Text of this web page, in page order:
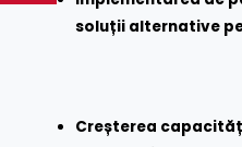
soluții alternative
Creșterea